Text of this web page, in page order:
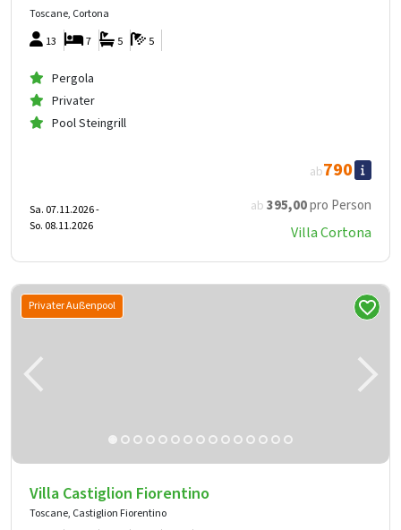
Toscane, Cortona
13
5
5
7
Pergola
Privater
Pool Steingrill
ab 395,00pro Person
ab790
Sa. 07.11.2026 -
So. 08.11.2026
Villa Cortona
Privater Außenpool
Villa Castiglion Fiorentino
Toscane, Castiglion Fiorentino